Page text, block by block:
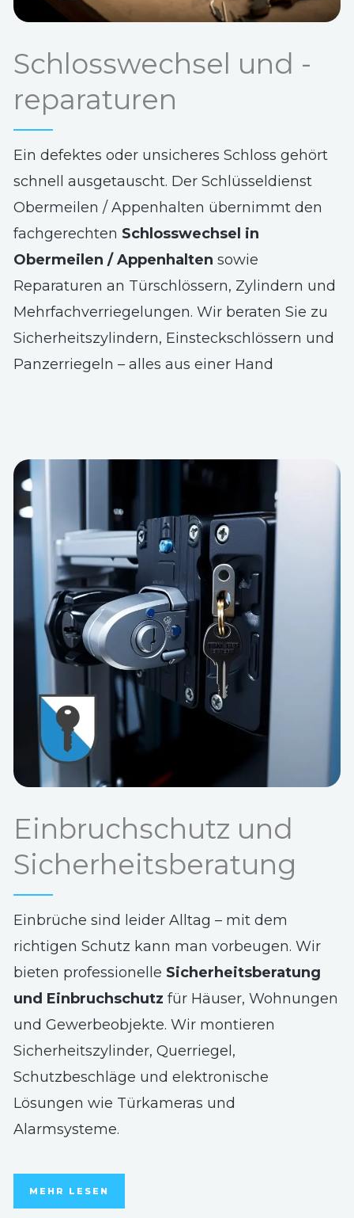
Schlosswechsel und -
reparaturen
Ein defektes oder unsicheres Schloss gehört
schnell ausgetauscht. Der Schlüsseldienst
Obermeilen / Appenhalten übernimmt den
fachgerechten Schlosswechsel in
Obermeilen / Appenhalten sowie
Reparaturen an Türschlössern, Zylindern und
Mehrfachverriegelungen. Wir beraten Sie zu
Sicherheitszylindern, Einsteckschlössern und
Panzerriegeln – alles aus einer Hand
Einbruchschutz und
Sicherheitsberatung
Einbrüche sind leider Alltag – mit dem
richtigen Schutz kann man vorbeugen. Wir
bieten professionelle Sicherheitsberatung
und Einbruchschutz für Häuser, Wohnungen
und Gewerbeobjekte. Wir montieren
Sicherheitszylinder, Querriegel,
Schutzbeschläge und elektronische
Lösungen wie Türkameras und
Alarmsysteme.
MEHR LESEN